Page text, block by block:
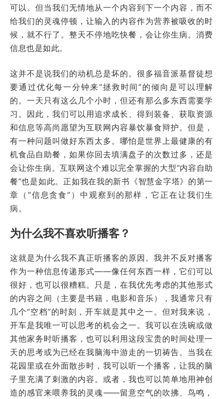
可以。但当我们无情地从一个内容到下一个内容，而不
给我们的灵魂停顿，让输入的内容作为营养被吸收的时
候，就不行了。整天不停地吃快餐，会让你生病。消费
信息也是如此。
这并不是说我们的动机总是坏的。很多福音派基督徒想
要通过优化每一分钟来“拯救时间”的倾向是可以理解
的。一天只有这么几个小时，但还有那么多东西需要学
习。因此，我们可以用追求成长、得到装备、获取资源
和信息等高尚愿望为互联网内容暴饮暴食辩护。但是，
有一种问题叫做好东西太多。哪怕是世界上最健康的有
机食品自助餐，如果你回去填满盘子的次数过多，还是
会让你生病。互联网这个难以完全掌握的大型“内容自助
餐”也是如此。正如我在我的新书《智慧金字塔》的第一
章（“信息贪食”）中观察到的那样，它正在让我们生
病。
为什么我不喜欢听播客？
这就是为什么我不真正听播客的原因。我并不反对播客
作为一种信息传递形式——像任何东西一样，它们可以
很好，也可以很糟糕。只是，在我优先考虑的其他形式
的内容之间（主要是书籍，电影和音乐），我通常只有
几个“空档”的时刻，开车就是其中之一。但对我来说，
开车是我唯一可以思考的机会之一。我可以在洗碗或做
其他家务时听播客，也可以利用这段宝贵的时间处理一
天的思考或为已经在我脑海中游走的一切祷告。当我在
花园里或在外面散步时，我可以听一个播客，让我的脑
子里充满了刺激的内容。或者，我也可以简单地用神创
造的感官来喂养我的灵魂——留意空气的吹拂、鸟鸣，